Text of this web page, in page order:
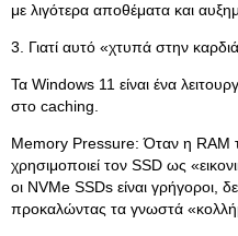
με λιγότερα αποθέματα και
3. Γιατί αυτό «χτυπά στην
Τα Windows 11 είναι ένα
στο caching.
Memory Pressure: Όταν η RAM
χρησιμοποιεί τον SSD ως
οι NVMe SSDs είναι γρήγοροι,
προκαλώντας τα γνωστά